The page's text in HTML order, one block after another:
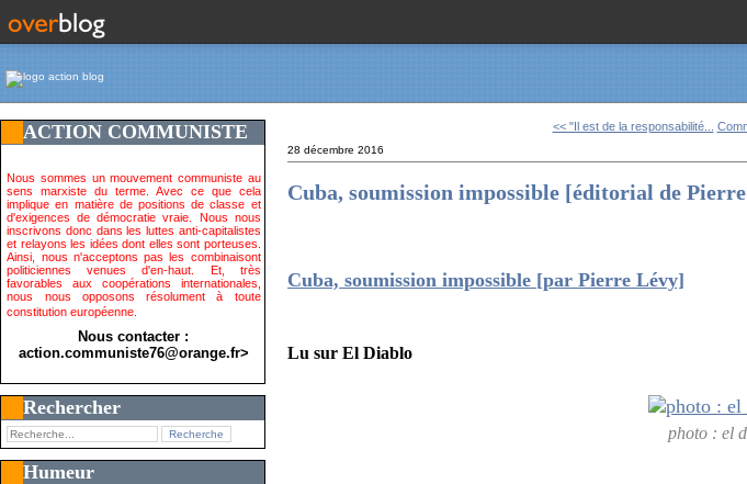
ACTION COMMUNISTE
Nous sommes un mouvement communiste au
sens marxiste du terme. Avec ce que cela
implique en matière de positions de classe et
d'exigences de démocratie vraie. Nous nous
inscrivons donc dans les luttes anti-capitalistes
et relayons les idées dont elles sont porteuses.
Ainsi, nous n'acceptons pas les combinaisont
politiciennes venues d'en-haut. Et, très
favorables aux coopérations internationales,
nous nous opposons résolument à toute
constitution européenne.
Nous contacter :
action.communiste76@orange.fr>
Rechercher
Humeur
<< "Il est de la responsabilité...
28 décembre 2016
Cuba, soumission impossible [éditorial de
Cuba, soumission impossible [par Pierre Lévy]
Lu sur El Diablo
photo : el